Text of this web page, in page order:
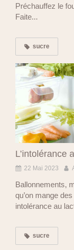
Préchauffez le
Faite...
sucre
L’intolérance
22 Mai 2023
Ballonnements,
qu’on mange
intolérance au
sucre